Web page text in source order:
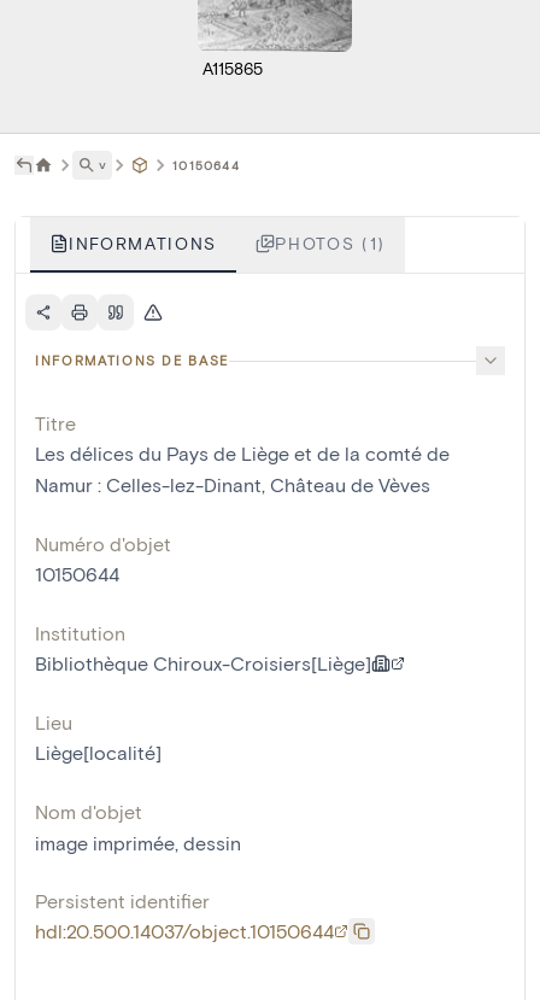
A115865
˅ 10150644
INFORMATIONS PHOTOS (1)
INFORMATIONS DE BASE
Titre
Les délices du Pays de Liège et de la comté de
Namur : Celles-lez-Dinant, Château de Vèves
Numéro d'objet
10150644
Institution
Bibliothèque Chiroux-Croisiers[Liège]
Lieu
Liège[localité]
Nom d'objet
image imprimée, dessin
Persistent identifier
hdl:20.500.14037/object.10150644